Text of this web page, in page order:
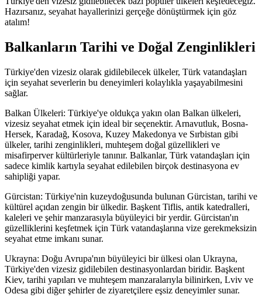
Hazırsanız, seyahat hayallerinizi gerçeğe dönüştürmek için göz
atalım!
Balkanların Tarihi ve Doğal Zenginlikleri
Türkiye'den vizesiz olarak gidilebilecek ülkeler, Türk vatandaşları
için seyahat severlerin bu deneyimleri kolaylıkla yaşayabilmesini
sağlar.
Balkan Ülkeleri: Türkiye'ye oldukça yakın olan Balkan ülkeleri,
vizesiz seyahat etmek için ideal bir seçenektir. Arnavutluk, Bosna-
Hersek, Karadağ, Kosova, Kuzey Makedonya ve Sırbistan gibi
ülkeler, tarihi zenginlikleri, muhteşem doğal güzellikleri ve
misafirperver kültürleriyle tanınır. Balkanlar, Türk vatandaşları için
sadece kimlik kartıyla seyahat edilebilen birçok destinasyona ev
sahipliği yapar.
Gürcistan: Türkiye'nin kuzeydoğusunda bulunan Gürcistan, tarihi ve
kültürel açıdan zengin bir ülkedir. Başkent Tiflis, antik katedralleri,
kaleleri ve şehir manzarasıyla büyüleyici bir yerdir. Gürcistan'ın
güzelliklerini keşfetmek için Türk vatandaşlarına vize gerekmeksizin
seyahat etme imkanı sunar.
Ukrayna: Doğu Avrupa'nın büyüleyici bir ülkesi olan Ukrayna,
Türkiye'den vizesiz gidilebilen destinasyonlardan biridir. Başkent
Kiev, tarihi yapıları ve muhteşem manzaralarıyla bilinirken, Lviv ve
Odesa gibi diğer şehirler de ziyaretçilere eşsiz deneyimler sunar.